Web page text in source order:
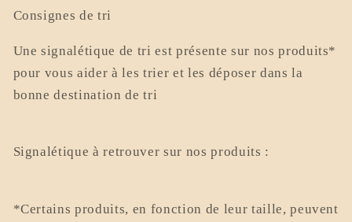
Consignes de tri
Une signalétique de tri est présente sur nos produits*
pour vous aider à les trier et les déposer dans la
bonne destination de tri
Signalétique à retrouver sur nos produits :
*Certains produits, en fonction de leur taille, peuvent